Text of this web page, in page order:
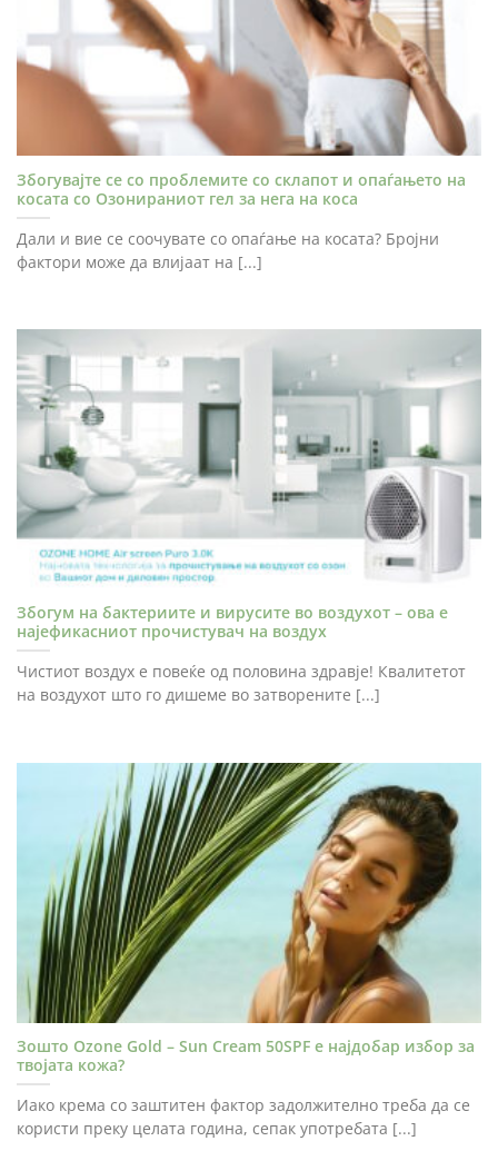
Збогувајте се со проблемите со склапот и опаѓањето на
косата со Озонираниот гел за нега на коса
Дали и вие се соочувате со опаѓање на косата? Бројни
фактори може да влијаат на [...]
Збогум на бактериите и вирусите во воздухот – ова е
најефикасниот прочистувач на воздух
Чистиот воздух е повеќе од половина здравје! Квалитетот
на воздухот што го дишеме во затворените [...]
Зошто Ozone Gold – Sun Cream 50SPF е најдобар избор за
твојата кожа?
Иако крема со заштитен фактор задолжително треба да се
користи преку целата година, сепак употребата [...]